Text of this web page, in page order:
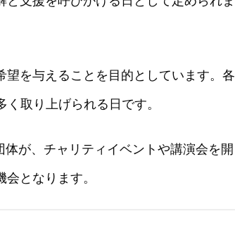
を与えることを目的としています。各
取り上げられる日です。
が、チャリティイベントや講演会を開
となります。